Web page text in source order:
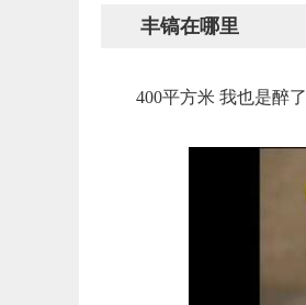
丰镐在哪里
400平方米 我也是醉了